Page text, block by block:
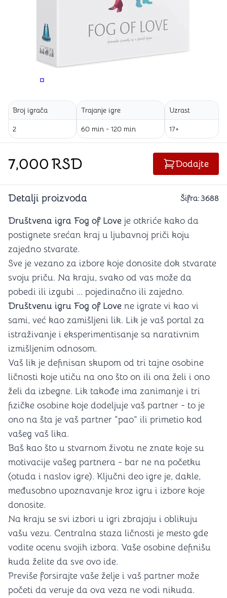
PROMENITE UGAO GLEDANJA
Broj igrača
2
Trajanje igre
60 min - 120 min
Uzrast
17+
7,000RSD Dodajte
Detalji proizvoda Šifra:3688
Društvena igra Fog of Love je otkriće kako da
postignete srećan kraj u ljubavnoj priči koju
zajedno stvarate.
Sve je vezano za izbore koje donosite dok stvarate
svoju priču. Na kraju, svako od vas može da
pobedi ili izgubi ... pojedinačno ili zajedno.
Društvenu igru Fog of Love ne igrate vi kao vi
sami, već kao zamišljeni lik. Lik je vaš portal za
istraživanje i eksperimentisanje sa narativnim
izmišljenim odnosom.
Vaš lik je definisan skupom od tri tajne osobine
ličnosti koje utiču na ono što on ili ona želi i ono
želi da izbegne. Lik takođe ima zanimanje i tri
fizičke osobine koje dodeljuje vaš partner - to je
ono na šta je vaš partner “pao” ili primetio kod
vašeg vaš lika.
Baš kao što u stvarnom životu ne znate koje su
motivacije vašeg partnera - bar ne na početku
(otuda i naslov igre). Ključni deo igre je, dakle,
međusobno upoznavanje kroz igru i izbore koje
donosite.
Na kraju se svi izbori u igri zbrajaju i oblikuju
vašu vezu. Centralna staza ličnosti je mesto gde
vodite ocenu svojih izbora. Vaše osobine definišu
kuda želite da sve ovo ide.
Previše forsirajte vaše želje i vaš partner može
početi da veruje da ova veza ne vodi nikuda.